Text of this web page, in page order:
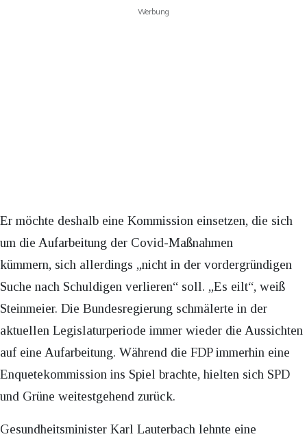
Werbung
Er möchte deshalb eine Kommission einsetzen, die sich
um die Aufarbeitung der Covid-Maßnahmen
kümmern, sich allerdings „nicht in der vordergründigen
Suche nach Schuldigen verlieren“ soll. „Es eilt“, weiß
Steinmeier. Die Bundesregierung schmälerte in der
aktuellen Legislaturperiode immer wieder die Aussichten
auf eine Aufarbeitung. Während die FDP immerhin eine
Enquetekommission ins Spiel brachte, hielten sich SPD
und Grüne weitestgehend zurück.
Gesundheitsminister Karl Lauterbach lehnte eine